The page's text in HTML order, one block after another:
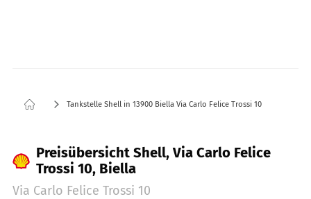
Tankstelle Shell in 13900 Biella Via Carlo Felice Trossi 10
Preisübersicht Shell, Via Carlo Felice
Trossi 10, Biella
Via Carlo Felice Trossi 10